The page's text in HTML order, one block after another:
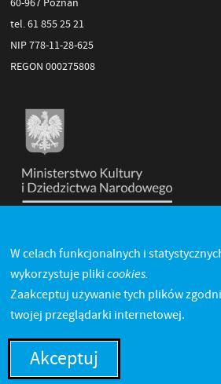
tel. 61 855 25 21
NIP 778-11-28-625
REGON 000275808
W celach funkcjonalnych i
wykorzystuje pliki cookies.
Zaakceptuj używanie tych plików
twojej przeglądarki internetowej.
Akceptuj